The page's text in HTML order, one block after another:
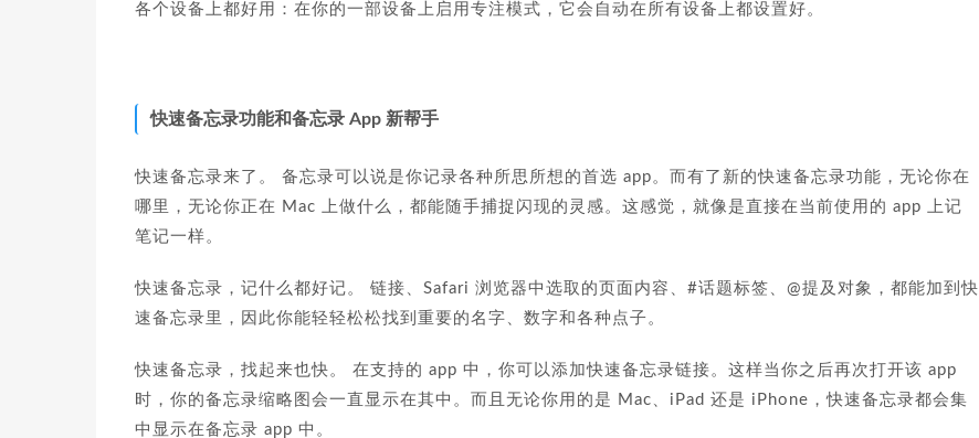
各个设备上都好用：在你的一部设备上启用专注模式，它会自动在所有设备上都设置好。
快速备忘录功能和备忘录 App 新帮手
快速备忘录来了。 备忘录可以说是你记录各种所思所想的首选 app。而有了新的快速备忘录功能，无论你在
哪里，无论你正在 Mac 上做什么，都能随手捕捉闪现的灵感。这感觉，就像是直接在当前使用的 app 上记
笔记一样。
快速备忘录，记什么都好记。 链接、Safari 浏览器中选取的页面内容、#话题标签、@提及对象，都能加到快
速备忘录里，因此你能轻轻松松找到重要的名字、数字和各种点子。
快速备忘录，找起来也快。 在支持的 app 中，你可以添加快速备忘录链接。这样当你之后再次打开该 app
时，你的备忘录缩略图会一直显示在其中。而且无论你用的是 Mac、iPad 还是 iPhone，快速备忘录都会集
中显示在备忘录 app 中。